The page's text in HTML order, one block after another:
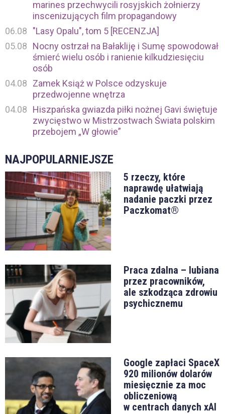
marines przechwycili rosyjskich żołnierzy
inscenizujących film propagandowy
06.08
"Lasy Opalu", tom 5 [RECENZJA]
05.08
Nocny ostrzał na Bałakliję i Sumę spowodował
śmierć wielu osób i ranienie kilkudziesięciu
osób
04.08
Zamek Książ w Polsce odzyskuje
przedwojenne wnętrza
04.08
Hiszpańska gwiazda piłki nożnej Gavi świętuje
zwycięstwo w Mistrzostwach Świata polskim
przebojem „W głowie”
NAJPOPULARNIEJSZE
5 rzeczy, które
naprawdę ułatwiają
nadanie paczki przez
Paczkomat®
Praca zdalna – lubiana
przez pracowników,
ale szkodząca zdrowiu
psychicznemu
Google zapłaci SpaceX
920 milionów dolarów
miesięcznie za moc
obliczeniową
w centrach danych xAI